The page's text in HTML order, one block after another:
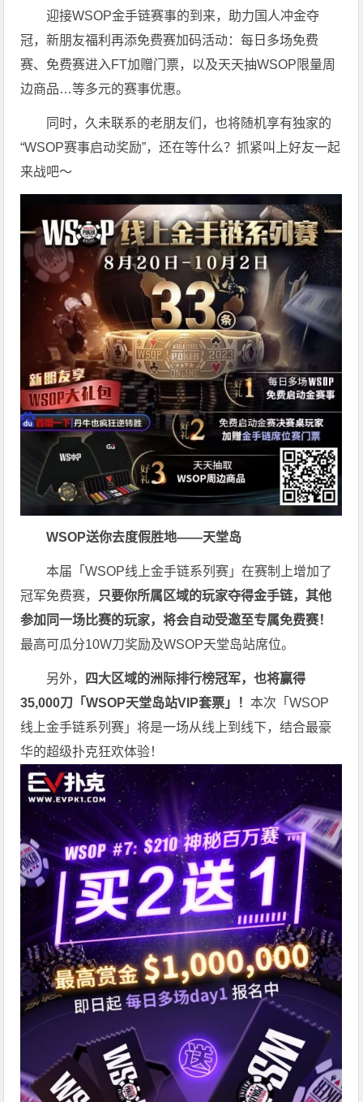
迎接WSOP金手链赛事的到来，助力国人冲金夺
冠，新朋友福利再添免费赛加码活动：每日多场免费
赛、免费赛进入FT加赠门票，以及天天抽WSOP限量周
边商品…等多元的赛事优惠。
同时，久未联系的老朋友们，也将随机享有独家的
“WSOP赛事启动奖励”，还在等什么？抓紧叫上好友一起
来战吧～
WSOP送你去度假胜地——天堂岛
本届「WSOP线上金手链系列赛」在赛制上增加了
冠军免费赛， 只要你所属区域的玩家夺得金手链，其他
参加同一场比赛的玩家，将会自动受邀至专属免费赛！
最高可瓜分10W刀奖励及WSOP天堂岛站席位。
另外，
四大区域的洲际排行榜冠军，也将赢得
35,000刀「WSOP天堂岛站VIP套票」！本次「WSOP
线上金手链系列赛」将是一场从线上到线下，结合最豪
华的超级扑克狂欢体验！